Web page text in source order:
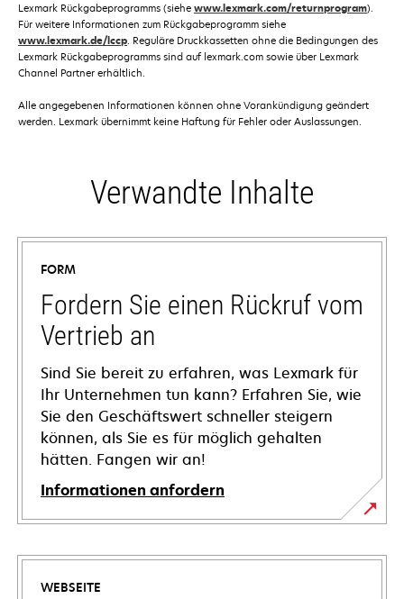
Lexmark Rückgabeprogramms (siehe www.lexmark.com/returnprogram).
Für weitere Informationen zum Rückgabeprogramm siehe
www.lexmark.de/lccp. Reguläre Druckkassetten ohne die Bedingungen des
Lexmark Rückgabeprogramms sind auf lexmark.com sowie über Lexmark
Channel Partner erhältlich.
Alle angegebenen Informationen können ohne Vorankündigung geändert
werden. Lexmark übernimmt keine Haftung für Fehler oder Auslassungen.
Verwandte Inhalte
FORM
Fordern Sie einen Rückruf vom
Vertrieb an
Sind Sie bereit zu erfahren, was Lexmark für
Ihr Unternehmen tun kann? Erfahren Sie, wie
Sie den Geschäftswert schneller steigern
können, als Sie es für möglich gehalten
hätten. Fangen wir an!
Informationen anfordern
WEBSEITE